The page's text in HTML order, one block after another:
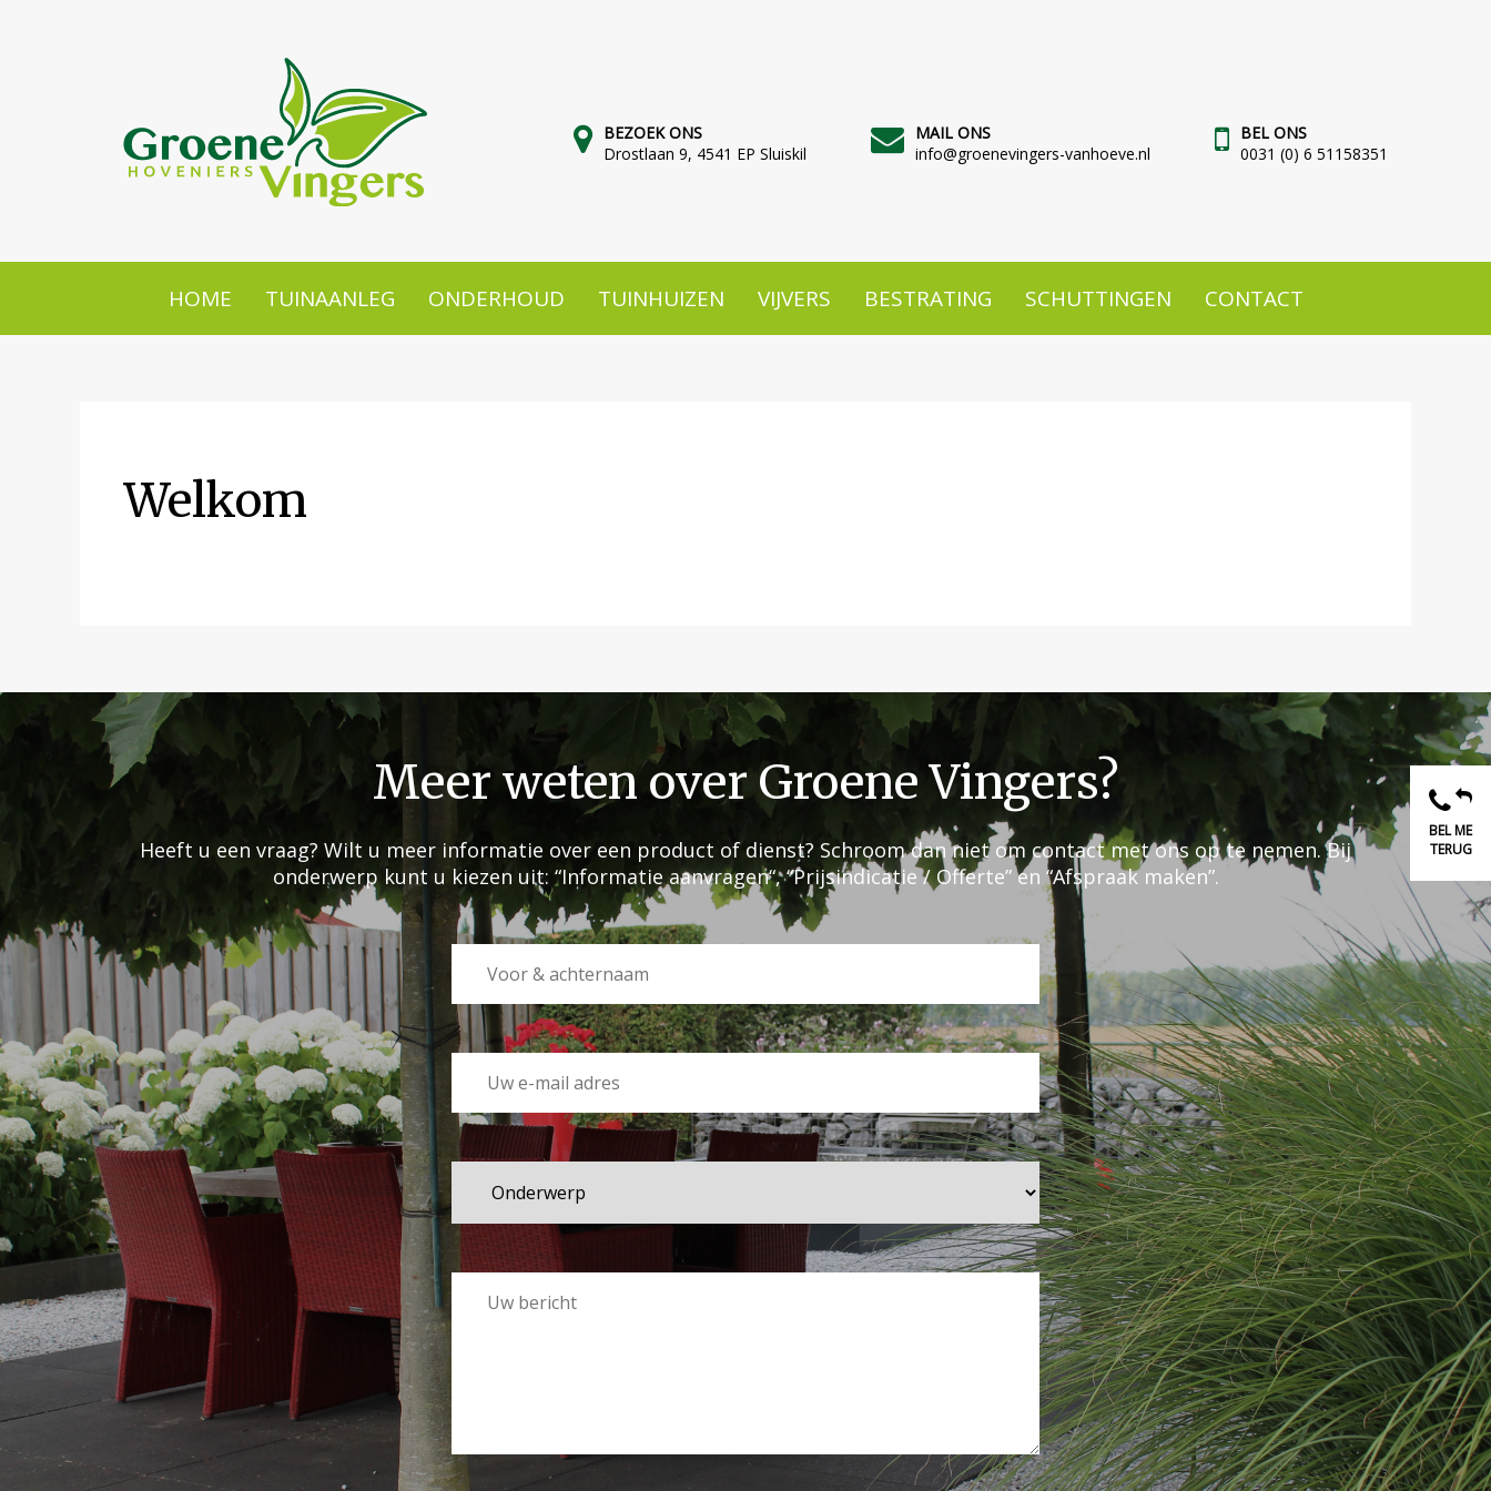
BEL ME
TERUG
BEZOEK ONS
Drostlaan 9, 4541 EP Sluiskil
MAIL ONS
info@groenevingers-vanhoeve.nl
BEL ONS
0031 (0) 6 51158351
HOME TUINAANLEG ONDERHOUD TUINHUIZEN VIJVERS BESTRATING SCHUTTINGEN CONTACT
Welkom
Meer weten over Groene Vingers?
Heeft u een vraag? Wilt u meer informatie over een product of dienst? Schroom dan niet om contact met ons op te nemen. Bij
onderwerp kunt u kiezen uit: “Informatie aanvragen“, “Prijsindicatie / Offerte” en “Afspraak maken”.